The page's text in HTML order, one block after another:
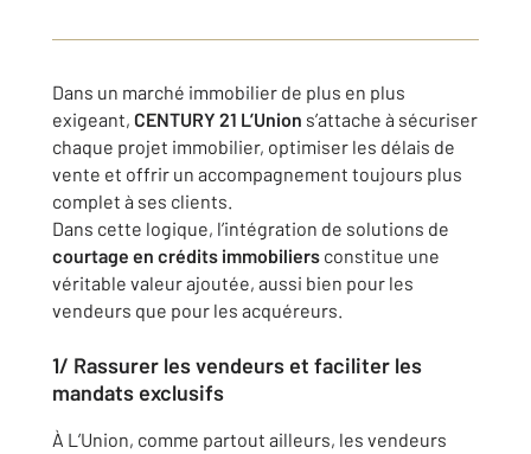
Dans un marché immobilier de plus en plus
exigeant, CENTURY 21 L’Union s’attache à sécuriser
chaque projet immobilier, optimiser les délais de
vente et offrir un accompagnement toujours plus
complet à ses clients.
Dans cette logique, l’intégration de solutions de
courtage en crédits immobiliers constitue une
véritable valeur ajoutée, aussi bien pour les
vendeurs que pour les acquéreurs.
1/ Rassurer les vendeurs et faciliter les
mandats exclusifs
À L’Union, comme partout ailleurs, les vendeurs